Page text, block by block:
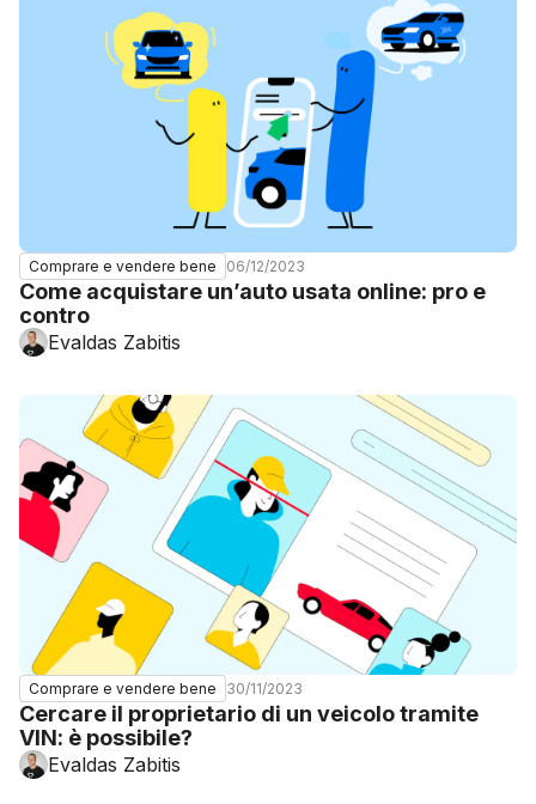
Comprare e vendere bene 06/12/2023
Come acquistare un’auto usata online: pro e
contro
Evaldas Zabitis
Comprare e vendere bene 30/11/2023
Cercare il proprietario di un veicolo tramite
VIN: è possibile?
Evaldas Zabitis